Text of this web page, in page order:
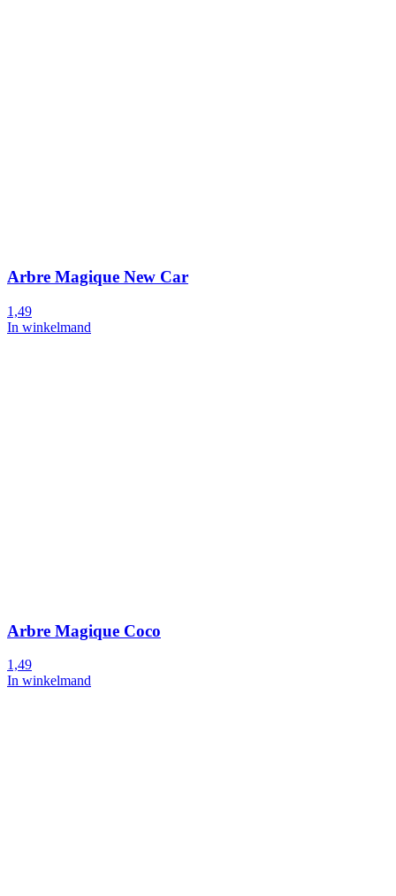
Arbre Magique New Car
1,49
In winkelmand
Arbre Magique Coco
1,49
In winkelmand